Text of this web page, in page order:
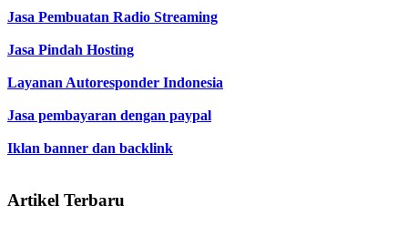
Jasa Pembuatan Radio Streaming
Jasa Pindah Hosting
Layanan Autoresponder Indonesia
Jasa pembayaran dengan paypal
Iklan banner dan backlink
Artikel Terbaru